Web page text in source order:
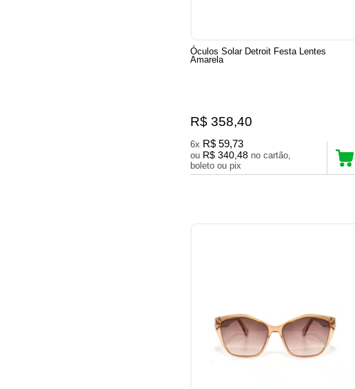
Óculos Solar Detroit Festa Lentes
Amarela
R$ 358,40
6x R$ 59,73
ou R$ 340,48 no cartão,
boleto ou pix